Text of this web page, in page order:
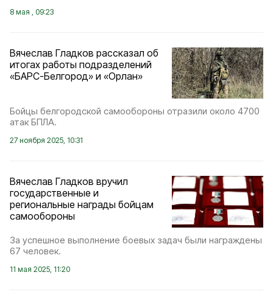
8 мая , 09:23
Вячеслав Гладков рассказал об
итогах работы подразделений
«БАРС-Белгород» и «Орлан»
Бойцы белгородской самообороны отразили около 4700
атак БПЛА.
27 ноября 2025, 10:31
Вячеслав Гладков вручил
государственные и
региональные награды бойцам
самообороны
За успешное выполнение боевых задач были награждены
67 человек.
11 мая 2025, 11:20